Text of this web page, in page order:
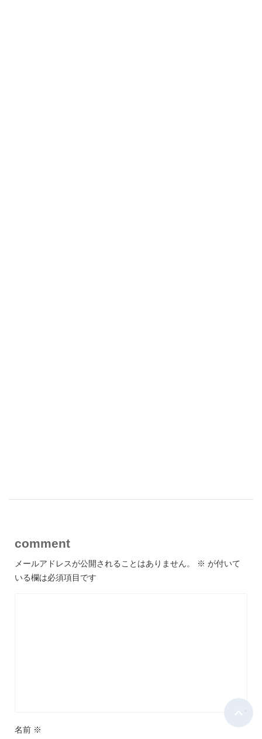
comment
メールアドレスが公開されることはありません。 ※ が付いて
いる欄は必須項目です
名前 ※